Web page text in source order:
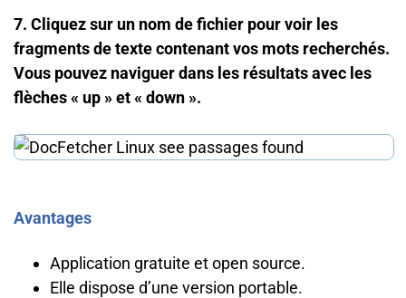
7. Cliquez sur un nom de fichier pour voir les
fragments de texte contenant vos mots recherchés.
Vous pouvez naviguer dans les résultats avec les
flèches « up » et « down ».
Avantages
Application gratuite et open source.
Elle dispose d’une version portable.